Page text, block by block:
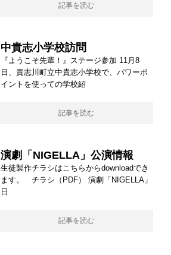
記事を読む
中貴志小学校訪問
『ようこそ先輩！』ステージ参加 11月8
日、貴志川町立中貴志小学校で、パワーポ
イントを使っての学校紹
記事を読む
演劇「NIGELLA」公演情報
生徒製作チラシはこちらからdownloadでき
ます。 チラシ（PDF） 演劇「NIGELLA」
日
記事を読む